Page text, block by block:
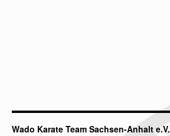
Wado Karate Team Sachsen-Anhalt e.V.